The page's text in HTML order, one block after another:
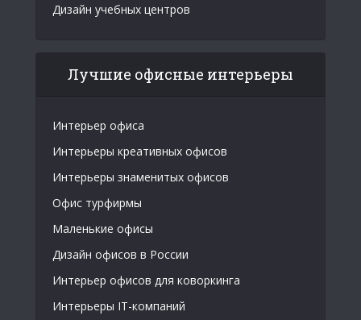
Дизайн учебных центров
Лучшие офисные интерьеры
Интерьер офиса
Интерьеры креативных офисов
Интерьеры знаменитых офисов
Офис турфирмы
Маленькие офисы
Дизайн офисов в России
Интерьер офисов для коворкинга
Интерьеры IT-компаний